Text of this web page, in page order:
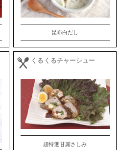
昆布白だし
くるくるチャーシュー
超特選甘露さしみ